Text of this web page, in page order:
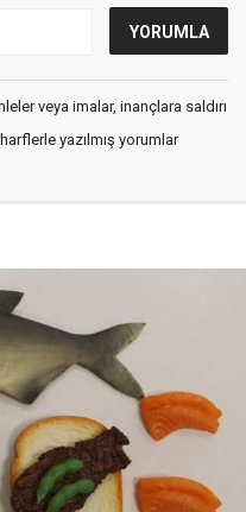
veya imalar, inançlara saldırı
yazılmış yorumlar